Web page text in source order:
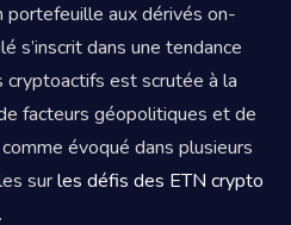
portefeuille aux dérivés on-
s’inscrit dans une tendance
est scrutée à la
facteurs géopolitiques et de
évoqué dans plusieurs
surles défis des ETN crypto
.